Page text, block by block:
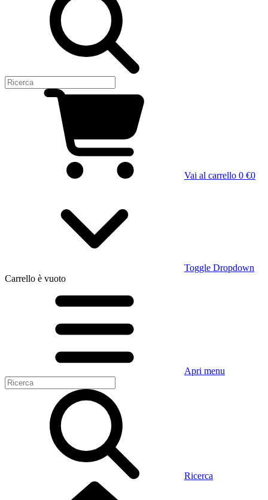
Vai al carrello 0 €0
Toggle Dropdown
Carrello è vuoto
Apri menu
Ricerca